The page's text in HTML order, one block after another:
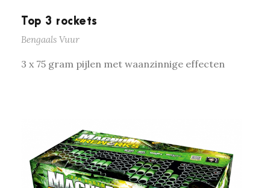
Top 3 rockets
Bengaals Vuur
3 x 75 gram pijlen met waanzinnige effecten